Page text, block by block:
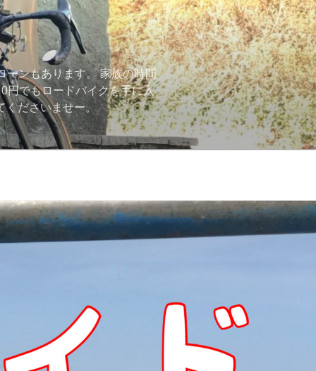
ーンもあります。 家族の時間
円でもロードバイクを手に入
くださいませー。